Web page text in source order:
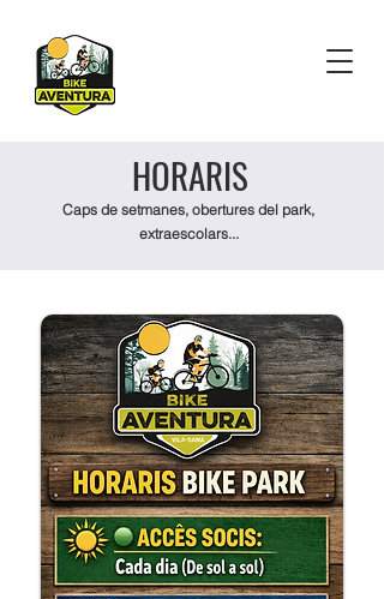
HORARIS
Caps de setmanes, obertures del park,
extraescolars...